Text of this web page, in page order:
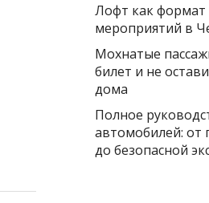
Лофт как формат
мероприятий в
Мохнатые
билет и не
дома
Полное
автомобилей: от
до безопасной